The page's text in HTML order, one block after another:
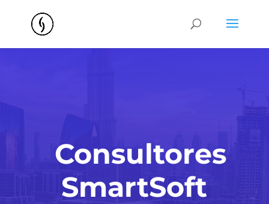
Consultores
SmartSoft